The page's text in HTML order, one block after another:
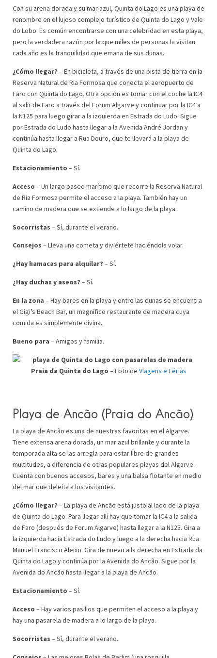
Con su arena dorada y su mar azul, Quinta do Lago es una playa de
renombre en el lujoso complejo turístico de Quinta do Lago y Vale
do Lobo. Es común encontrarse con una celebridad en esta playa,
pero la verdadera razón por la que miles de personas la visitan
cada año es la tranquilidad que emana de sus dunas.
¿Cómo llegar? – En bicicleta, a través de una pista de tierra en la
Reserva Natural de Ria Formosa que conecta el aeropuerto de
Faro con Quinta do Lago. Otra opción es tomar con el coche la IC4
al salir de Faro a través del Forum Algarve y continuar por la IC4 a
la N125 para luego girar a la izquierda en Estrada do Ludo. Sigue
por Estrada do Ludo hasta llegar a la Avenida André Jordan y
continúa hasta llegar a Rua Douro, que te llevará a la playa de
Quinta do Lago.
Estacionamiento – Sí.
Acceso – Un largo paseo marítimo que recorre la Reserva Natural
de Ria Formosa permite el acceso a la playa. También hay un
camino de madera que se extiende a lo largo de la playa.
Socorristas – Sí, durante el verano.
Consejos – Lleva una cometa y diviértete haciéndola volar.
¿Hay hamacas para alquilar? – Sí.
¿Hay duchas y aseos? – Sí.
En la zona – Hay bares en la playa y entre las dunas se encuentra
el Gigi’s Beach Bar, un magnífico restaurante de madera cuya
comida es simplemente divina.
Bueno para – Amigos y familia.
Praia da Quinta do Lago – Foto de Viagens e Férias
Playa de Ancão (Praia do Ancão)
La playa de Ancão es una de nuestras favoritas en el Algarve.
Tiene extensa arena dorada, un mar azul brillante y durante la
temporada alta se las arregla para estar libre de grandes
multitudes, a diferencia de otras populares playas del Algarve.
Cuenta con buenos accesos, bares y una balsa flotante en medio
del mar que deleita a los visitantes.
¿Cómo llegar? – La playa de Ancão está justo al lado de la playa
de Quinta do Lago. Para llegar allí hay que tomar la IC4 a la salida
de Faro (después de Forum Algarve) hasta llegar a la N125. Gira a
la izquierda hacia Estrada do Ludo y luego a la derecha hacia Rua
Manuel Francisco Aleixo. Gira de nuevo a la derecha en Estrada da
Quinta do Lago y continúa por la Avenida do Ancão. Sigue por la
Avenida do Ancão hasta llegar a la playa de Ancão.
Estacionamiento – Sí.
Acceso – Hay varios pasillos que permiten el acceso a la playa y
hay una pasarela de madera a lo largo de la playa.
Socorristas – Sí, durante el verano.